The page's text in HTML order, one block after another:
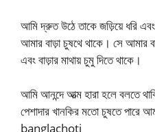
আমি দ্রুত উঠে তাকে জড়িয়ে ধরি
আমার বাড়া চুষথে থাকে। সে আমার
এবং বাড়ার মাথায় চুমু দিতে থাকে।
আমি আনন্দে আত্ম হারা হলে বলতে
পেশাদার খানকির মতো চুষতে পারে
banglachoti